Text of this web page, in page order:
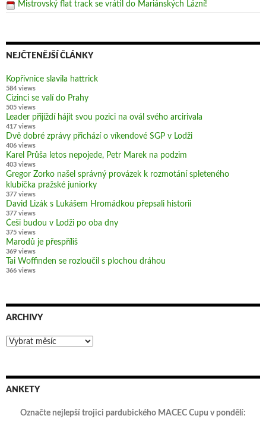
Mistrovský flat track se vrátil do Mariánských Lázní!
NEJČTENĚJŠÍ ČLÁNKY
Kopřivnice slavila hattrick
584 views
Cizinci se valí do Prahy
505 views
Leader přijíždí hájit svou pozici na ovál svého arcirivala
417 views
Dvě dobré zprávy přichází o víkendové SGP v Lodži
406 views
Karel Průša letos nepojede, Petr Marek na podzim
403 views
Gregor Zorko našel správný provázek k rozmotání spleteného
klubíčka pražské juniorky
377 views
David Lizák s Lukášem Hromádkou přepsali historii
377 views
Češi budou v Lodži po oba dny
375 views
Marodů je přespříliš
369 views
Tai Woffinden se rozloučil s plochou dráhou
366 views
ARCHIVY
Archivy
ANKETY
Označte nejlepší trojici pardubického MACEC Cupu v pondělí: